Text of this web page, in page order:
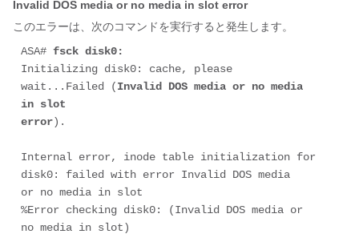
Invalid DOS media or no media in slot error
このエラーは、次のコマンドを実行すると発生します。
ASA# fsck disk0:
Initializing disk0: cache, please
wait...Failed (Invalid DOS media or no media
in slot
error).
Internal error, inode table initialization for
disk0: failed with error Invalid DOS media
or no media in slot
%Error checking disk0: (Invalid DOS media or
no media in slot)